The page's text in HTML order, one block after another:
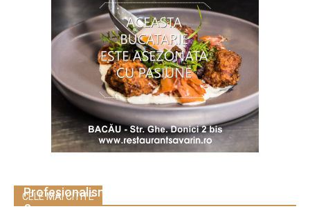
CELE MAI CITITE
Profesionalism și Dedicaţie în servicii imobiliare
Suceava